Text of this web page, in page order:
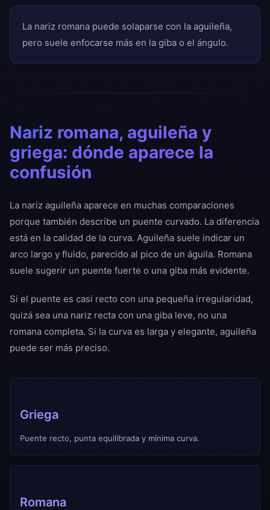
La nariz romana puede solaparse con la aguileña,
pero suele enfocarse más en la giba o el ángulo.
Nariz romana, aguileña y
griega: dónde aparece la
confusión
La nariz aguileña aparece en muchas comparaciones
porque también describe un puente curvado. La diferencia
está en la calidad de la curva. Aguileña suele indicar un
arco largo y fluido, parecido al pico de un águila. Romana
suele sugerir un puente fuerte o una giba más evidente.
Si el puente es casi recto con una pequeña irregularidad,
quizá sea una nariz recta con una giba leve, no una
romana completa. Si la curva es larga y elegante, aguileña
puede ser más preciso.
Griega
Puente recto, punta equilibrada y mínima curva.
Romana